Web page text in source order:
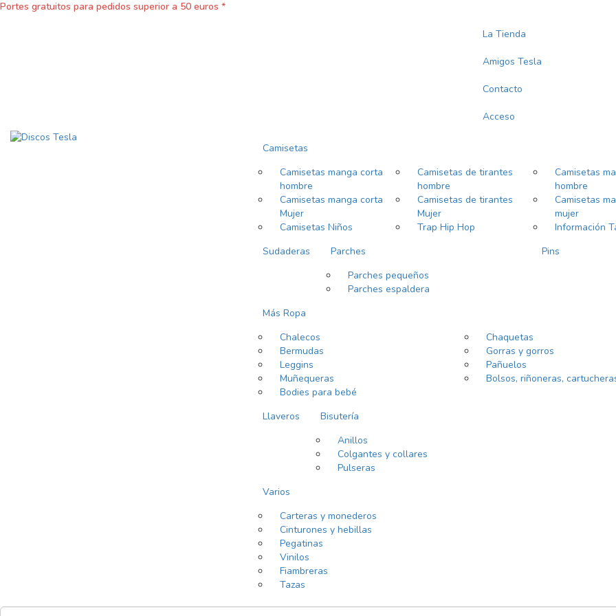
Portes gratuitos para pedidos superior a 50 euros *
La Tienda
Amigos Tesla
Contacto
Acceso
Camisetas
Camisetas manga corta
hombre
Camisetas de tirantes
hombre
Camisetas
hombre
Camisetas manga corta
Mujer
Camisetas de tirantes
Mujer
Camisetas
mujer
Camisetas Niños
Trap Hip Hop
Información
Sudaderas
Parches
Parches pequeños
Parches espaldera
Pins
Más Ropa
Chalecos
Chaquetas
Bermudas
Gorras y gorros
Leggins
Pañuelos
Muñequeras
Bolsos, riñoneras,
Bodies para bebé
Llaveros
Bisutería
Anillos
Colgantes y collares
Pulseras
Varios
Carteras y monederos
Cinturones y hebillas
Pegatinas
Vinilos
Fiambreras
Tazas